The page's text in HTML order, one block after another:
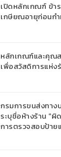
เปิดหลักเกณฑ์ ข้า
เกษียณอายุก่อนก
หลักเกณฑ์และคุณ
เพื่อสวัสดิการแห่ง
กรมการขนส่งทาง
ระบุชื่อห้างร้าน “
การตรวจสอบป้า